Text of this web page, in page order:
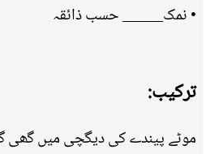
• نمک_____ حسب ذائقہ
ترکیب:
موٹے پیندے کی دیگچی میں گھی